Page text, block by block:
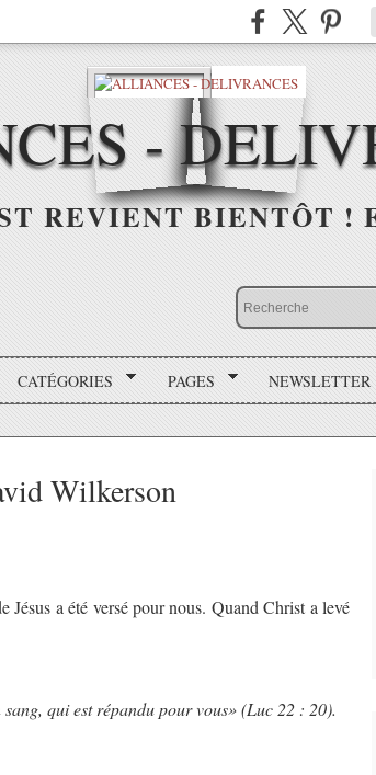
-
REVIENT BIENTÔT !
CATÉGORIES PAGES NEWSLETTER
Wilkerson
Jésus a été versé pour nous. Quand Christ a levé
qui est répandu pour vous» (Luc 22 : 20).